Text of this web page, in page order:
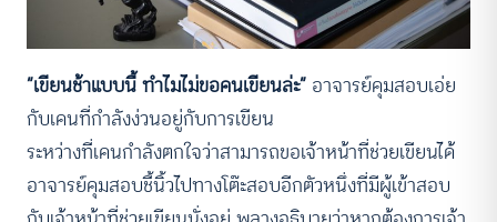
“เขียนช้าแบบนี้ ทำไมไม่ขอคนเขียนล่ะ” อาจารย์คุมสอบเอ่ย
กับเคนที่กำลังง่วนอยู่กับการเขียน
ระหว่างที่เคนกำลังตกใจว่าสามารถขอเจ้าหน้าที่ช่วยเขียนได้
อาจารย์คุมสอบชี้นิ้วไปทางโต๊ะสอบอีกตัวหนึ่งที่มีผู้เข้าสอบ